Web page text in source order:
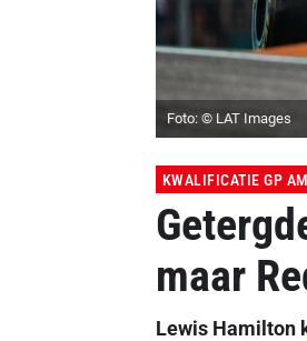
Foto: © LAT Images
KWALIFICATIE GP
maar
Lewis Hamilton